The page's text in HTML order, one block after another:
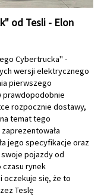
od Tesli - Elon
Cybertrucka" -
wersji elektrycznego
pierwszego
prawdopodobnie
rozpocznie dostawy,
temat tego
jego specyfikacje oraz
pojazdy od
rynek
oczekuje się, że to
Teslę